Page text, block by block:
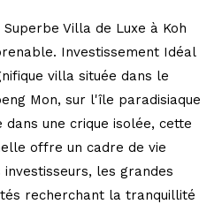
Villa de Luxe à Koh
Investissement Idéal
villa située dans le
Mon, sur l'île paradisiaque
dans une crique isolée, cette
offre un cadre de vie
les grandes
recherchant la tranquillité